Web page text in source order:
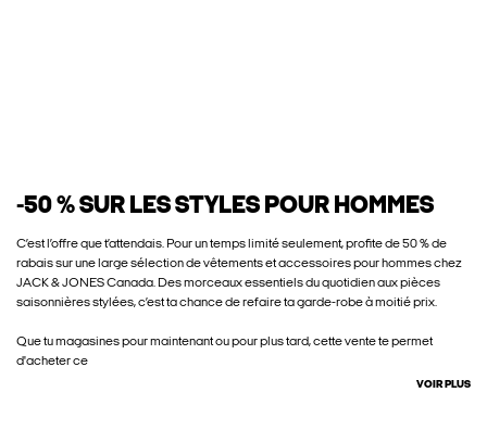
-50 % SUR LES STYLES POUR HOMMES
C’est l’offre que t’attendais. Pour un temps limité seulement, profite de 50 % de
rabais sur une large sélection de vêtements et accessoires pour hommes chez
JACK & JONES Canada. Des morceaux essentiels du quotidien aux pièces
saisonnières stylées, c’est ta chance de refaire ta garde-robe à moitié prix.
Que tu magasines pour maintenant ou pour plus tard, cette vente te permet
d'acheter ce
VOIR PLUS